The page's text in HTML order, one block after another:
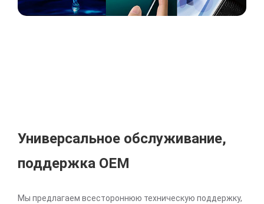
Универсальное обслуживание,
поддержка OEM
Мы предлагаем всестороннюю техническую поддержку,